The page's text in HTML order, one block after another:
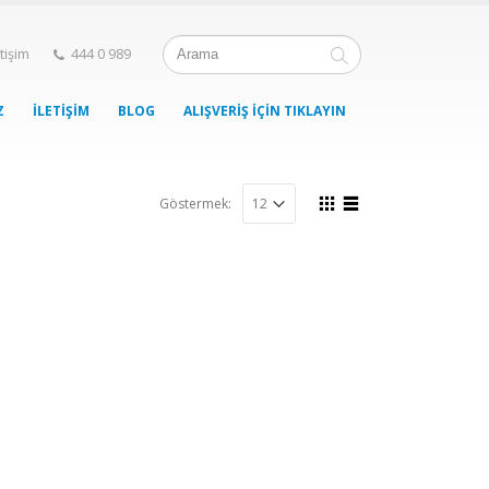
444 0 989
İLETIŞIM BLOG ALIŞVERIŞ İÇIN TIKLAYIN
Göstermek: